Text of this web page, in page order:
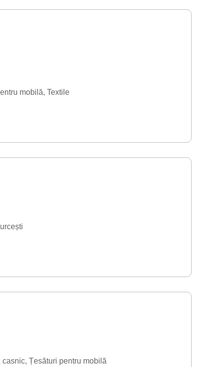
mobilă Textile
casnic Țesături pentru mobilă